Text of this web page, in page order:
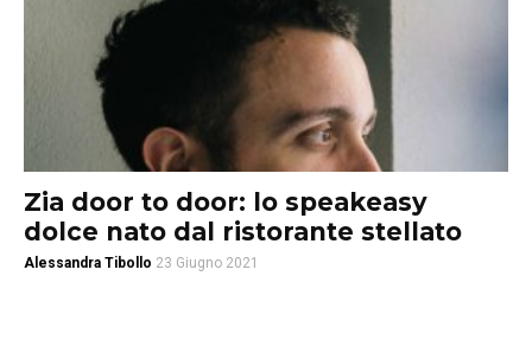
Zia door to door: lo speakeasy
dolce nato dal ristorante stellato
Alessandra Tibollo 23 Giugno 2021